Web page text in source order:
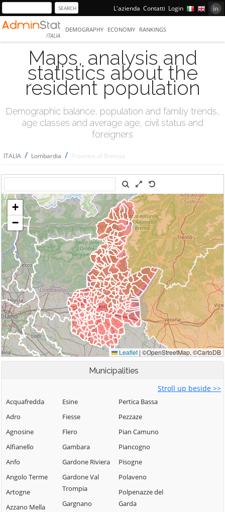
L'azienda Contatti Login
ITALIA
DEMOGRAPHY ECONOMY RANKINGS
Maps, analysis and
statistics about the
resident population
Demographic balance, population and familiy trends,
age classes and average age, civil status and
foreigners
ITALIA / Lombardia / Province of Brescia
Municipalities
Stroll up beside >>
Acquafredda
Adro
Agnosine
Alfianello
Anfo
Angolo Terme
Artogne
Azzano Mella
Esine
Fiesse
Flero
Gambara
Gardone Riviera
Gardone Val
Trompia
Gargnano
Pertica Bassa
Pezzaze
Pian Camuno
Piancogno
Pisogne
Polaveno
Polpenazze del
Garda